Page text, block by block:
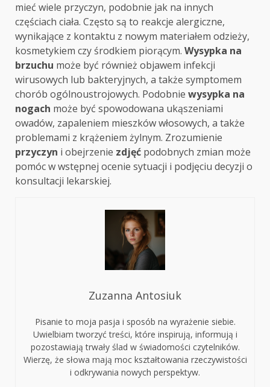
mieć wiele przyczyn, podobnie jak na innych
częściach ciała. Często są to reakcje alergiczne,
wynikające z kontaktu z nowym materiałem odzieży,
kosmetykiem czy środkiem piorącym. Wysypka na
brzuchu może być również objawem infekcji
wirusowych lub bakteryjnych, a także symptomem
chorób ogólnoustrojowych. Podobnie wysypka na
nogach może być spowodowana ukąszeniami
owadów, zapaleniem mieszków włosowych, a także
problemami z krążeniem żylnym. Zrozumienie
przyczyn i obejrzenie zdjęć podobnych zmian może
pomóc w wstępnej ocenie sytuacji i podjęciu decyzji o
konsultacji lekarskiej.
Zuzanna Antosiuk
Pisanie to moja pasja i sposób na wyrażenie siebie.
Uwielbiam tworzyć treści, które inspirują, informują i
pozostawiają trwały ślad w świadomości czytelników.
Wierzę, że słowa mają moc kształtowania rzeczywistości
i odkrywania nowych perspektyw.